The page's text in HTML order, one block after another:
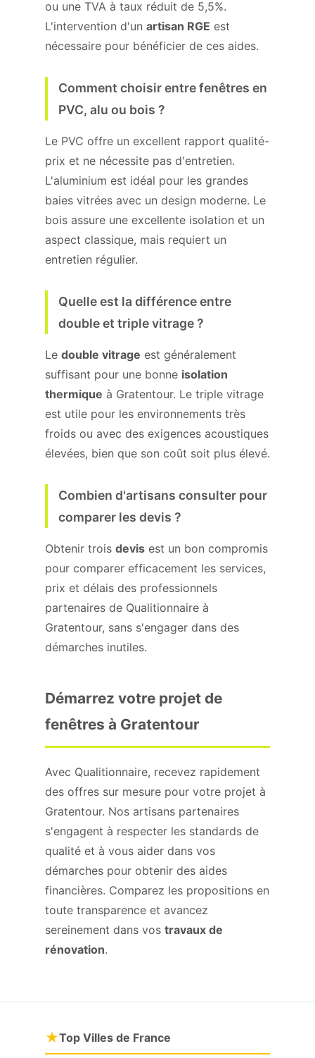
ou une TVA à taux réduit de 5,5%.
L'intervention d'un artisan RGE est
nécessaire pour bénéficier de ces aides.
Comment choisir entre fenêtres en
PVC, alu ou bois ?
Le PVC offre un excellent rapport qualité-
prix et ne nécessite pas d'entretien.
L'aluminium est idéal pour les grandes
baies vitrées avec un design moderne. Le
bois assure une excellente isolation et un
aspect classique, mais requiert un
entretien régulier.
Quelle est la différence entre
double et triple vitrage ?
Le double vitrage est généralement
suffisant pour une bonne isolation
thermique à Gratentour. Le triple vitrage
est utile pour les environnements très
froids ou avec des exigences acoustiques
élevées, bien que son coût soit plus élevé.
Combien d'artisans consulter pour
comparer les devis ?
Obtenir trois devis est un bon compromis
pour comparer efficacement les services,
prix et délais des professionnels
partenaires de Qualitionnaire à
Gratentour, sans s'engager dans des
démarches inutiles.
Démarrez votre projet de
fenêtres à Gratentour
Avec Qualitionnaire, recevez rapidement
des offres sur mesure pour votre projet à
Gratentour. Nos artisans partenaires
s'engagent à respecter les standards de
qualité et à vous aider dans vos
démarches pour obtenir des aides
financières. Comparez les propositions en
toute transparence et avancez
sereinement dans vos travaux de
rénovation.
★Top Villes de France